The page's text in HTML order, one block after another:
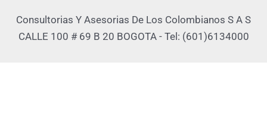
Consultorias Y Asesorias De Los Colombianos S A S
CALLE 100 # 69 B 20 BOGOTA - Tel: (601)6134000